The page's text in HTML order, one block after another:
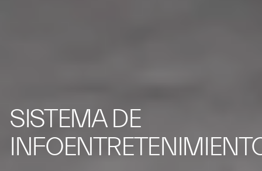
SISTEMA DE